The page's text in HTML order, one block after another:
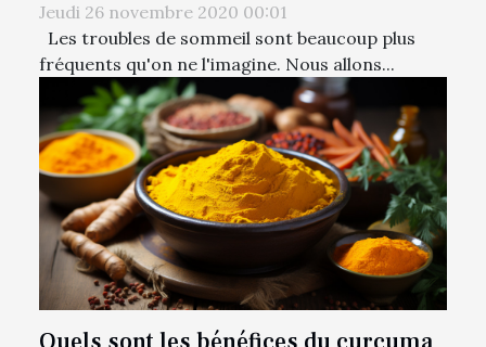
Jeudi 26 novembre 2020 00:01
Les troubles de sommeil sont beaucoup plus
fréquents qu'on ne l'imagine. Nous allons...